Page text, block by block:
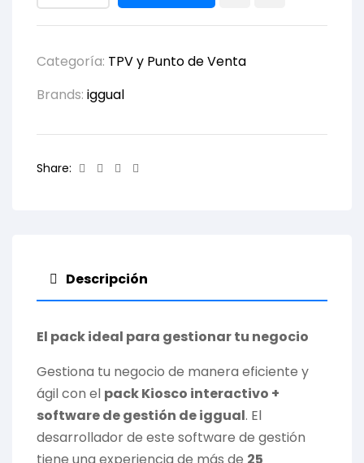
Categoría: TPV y Punto de Venta
Brands: iggual
Share: Facebook
TwitterLinkedin
Descripción
El pack ideal para gestionar tu negocio
Gestiona tu negocio de manera eficiente y
ágil con el pack Kiosco interactivo +
software de gestión de iggual. El
desarrollador de este software de gestión